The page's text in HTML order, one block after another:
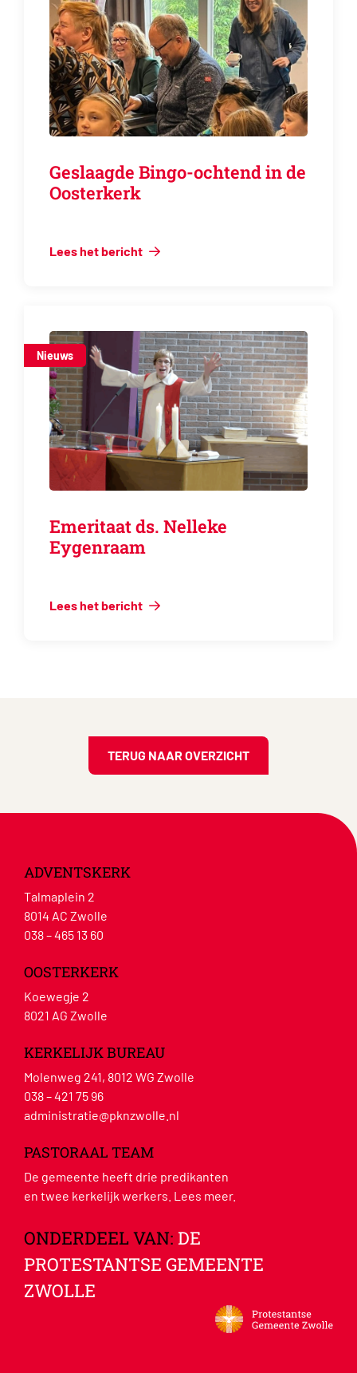
Geslaagde Bingo-ochtend in de
Oosterkerk
Lees het bericht
Nieuws
Emeritaat ds. Nelleke
Eygenraam
Lees het bericht
TERUG NAAR OVERZICHT
ADVENTSKERK
Talmaplein 2
8014 AC Zwolle
038 – 465 13 60
OOSTERKERK
Koewegje 2
8021 AG Zwolle
KERKELIJK BUREAU
Molenweg 241, 8012 WG Zwolle
038 – 421 75 96
administratie@pknzwolle.nl
PASTORAAL TEAM
De gemeente heeft drie predikanten
en twee kerkelijk werkers. Lees meer.
ONDERDEEL VAN: DE
PROTESTANTSE GEMEENTE
ZWOLLE